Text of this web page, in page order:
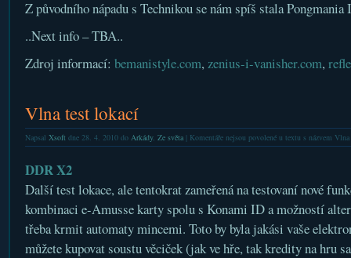
Z původního nápadu s Technikou se nám spíš stala
..Next info – TBA..
Zdroj informací: bemanistyle.com,zenius-i-vanisher.com,
Vlna test lokací
Napsal Xsoftdne 28. 4. 2010 do Arkády, Ze světa| Komentáře nejsou povolenéu textu s názvem Vlna
DDR X2
Další test lokace, ale tentokrat zameřená na testovaní nové
kombinaci e-Amusse karty spolu s Konami ID a možností
třeba krmit automaty mincemi. Toto by byla jakási vaše
můžete kupovat soustu věciček (jak ve hře, tak kredity na hru